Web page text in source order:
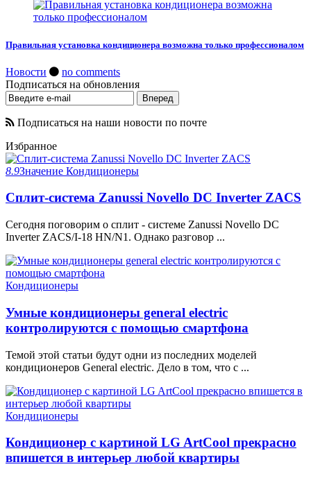
Правильная установка кондиционера возможна только профессионалом
Новости
no comments
Подписаться на обновления
Подписаться на наши новости по почте
Избранное
8.9Значение Кондиционеры
Сплит-система Zanussi Novello DC Inverter ZACS
Сегодня поговорим о сплит - системе Zanussi Novello DC
Inverter ZACS/I-18 HN/N1. Однако разговор ...
Кондиционеры
Умные кондиционеры general electric
контролируются с помощью смартфона
Темой этой статьи будут одни из последних моделей
кондиционеров General electric. Дело в том, что с ...
Кондиционеры
Кондиционер с картиной LG ArtCool прекрасно
впишется в интерьер любой квартиры